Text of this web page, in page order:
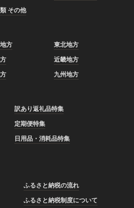
その他
方
東北地方
近畿地方
九州地方
訳あり返礼品特集
定期便特集
日用品・消耗品特集
ふるさと納税の流れ
ふるさと納税制度について